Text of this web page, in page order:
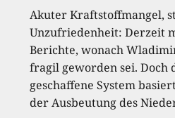
Akuter Kraftstoffmangel,
Unzufriedenheit: Derzeit
Berichte, wonach
fragil geworden sei. Doch
geschaffene System
der Ausbeutung des